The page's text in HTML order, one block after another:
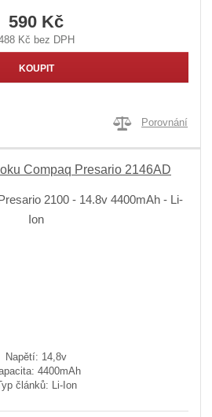
590 Kč
Kč bez DPH
KOUPIT
Porovnání
Compaq Presario 2146AD
Napětí: 14,8v
4400mAh
článků: Li-Ion